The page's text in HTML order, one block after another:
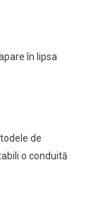
în lipsa
de
o conduită